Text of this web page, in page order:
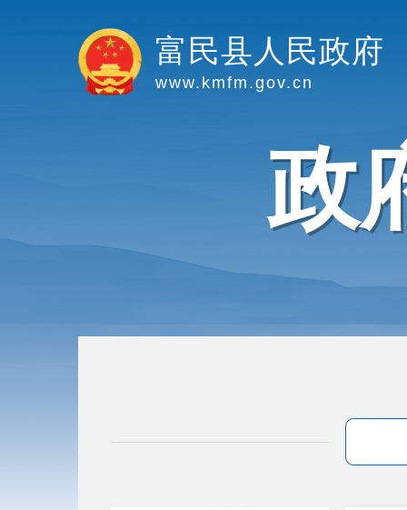
富民县人民政府
www.kmfm.gov.cn
政